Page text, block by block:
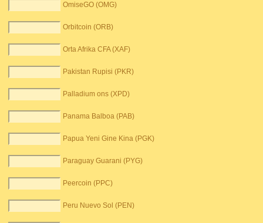
OmiseGO (OMG)
Orbitcoin (ORB)
Orta Afrika CFA (XAF)
Pakistan Rupisi (PKR)
Palladium ons (XPD)
Panama Balboa (PAB)
Papua Yeni Gine Kina (PGK)
Paraguay Guarani (PYG)
Peercoin (PPC)
Peru Nuevo Sol (PEN)